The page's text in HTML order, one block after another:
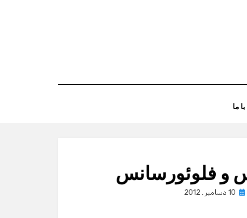
ما
و فلوئورسانس
Posted
10 دسامبر , 2012